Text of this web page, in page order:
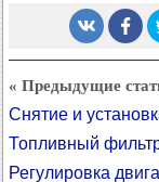
« Предыдущие
Снятие и
Топливный
Регулировка